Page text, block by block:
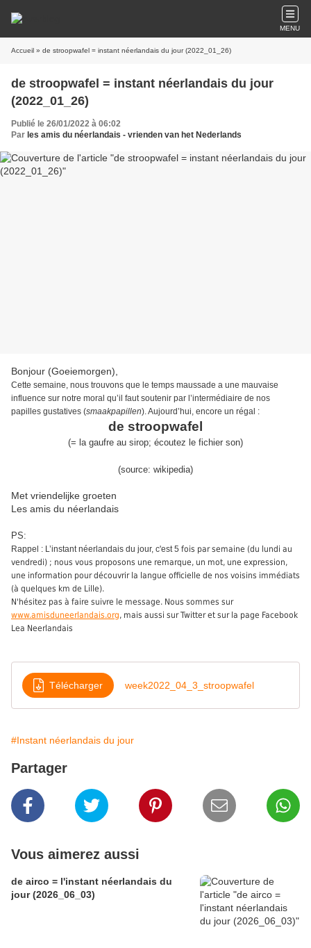
MENU
Accueil » de stroopwafel = instant néerlandais du jour (2022_01_26)
de stroopwafel = instant néerlandais du jour
(2022_01_26)
Publié le 26/01/2022 à 06:02
Par les amis du néerlandais - vrienden van het Nederlands
Bonjour (Goeiemorgen),
Cette semaine, nous trouvons que le temps maussade a une mauvaise
influence sur notre moral qu’il faut soutenir par l’intermédiaire de nos
papilles gustatives (smaakpapillen).Aujourd’hui, encore un régal :
de stroopwafel
(= a gaufre au sirop; écoutez le fichier son)
(source: wikipedia)
Met vriendelijke groeten
Les amis du néerlandais
PS:
Rappel : L’instant néerlandais du jour, c'est 5 fois par semaine (du lundi au
vendredi) ; nous vous proposons une remarque, un mot, une expression,
une information pour découvrir la langue officielle de nos voisins immédiats
(à quelques km de Lille).
N'hésitez pas à faire suivre le message. Nous sommes sur
www.amisduneerlandais.org, mais aussi sur Twitter et sur la page Facebook
Lea Neerlandais
Télécharger week2022_04_3_stroopwafel
#Instant néerlandais du jour
Partager
Vous aimerez aussi
de airco = l'instant néerlandais du
jour (2026_06_03)